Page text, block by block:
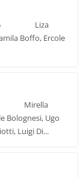
25 Liza
Boffo, Ercole
Mirella
Bolognesi, Ugo
Luigi Di...